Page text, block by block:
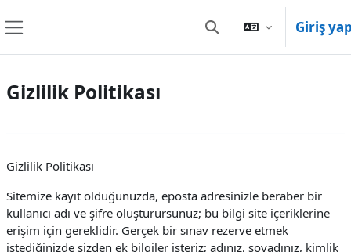
Arama girişini değiştir
Giriş
Gizlilik Politikası
Gizlilik Politikası
Sitemize kayıt olduğunuzda, eposta adresinizle beraber bir
kullanıcı adı ve şifre oluşturursunuz; bu bilgi site içeriklerine
erişim için gereklidir. Gerçek bir sınav rezerve etmek
istediğinizde sizden ek bilgiler isteriz; adınız, soyadınız, kimlik